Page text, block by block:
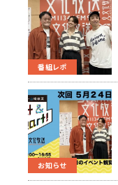
番組レポ
お知らせ